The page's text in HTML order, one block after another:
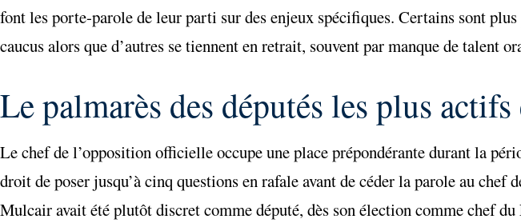
font les porte-parole de leur parti sur des enjeux spécifiques. Certains sont
caucus alors que d’autres se tiennent en retrait, souvent par manque de talent
Le palmarès des députés les plus
Le chef de l’opposition officielle occupe une place prépondérante durant la
droit de poser jusqu’à cinq questions en rafale avant de céder la parole au
Mulcair avait été plutôt discret comme député, dès son élection comme chef